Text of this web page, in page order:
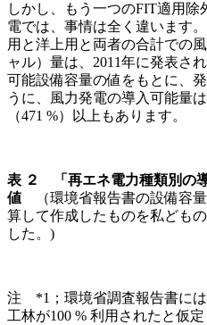
しかし、もう一つのFIT適用
電では、事情は全く違います
用と洋上用と両者の合計での
ャル）量は、2011年に発表さ
可能設備容量の値をもとに、
うに、風力発電の導入可能量
（471 %）以上もあります。
表 ２ 「再エネ電力種類別の
値
（環境省報告書の設備容
算して作成したものを私ども
した。)
注 *1；環境省調査報告書には
工林が100 % 利用されたと仮